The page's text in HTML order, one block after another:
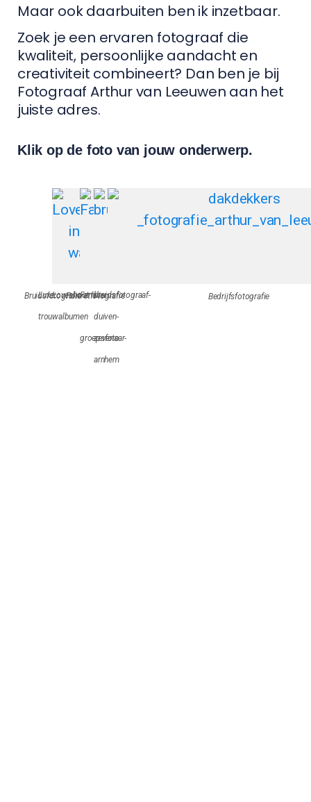
Maar ook daarbuiten ben ik inzetbaar.
Zoek je een ervaren fotograaf die
kwaliteit, persoonlijke aandacht en
creativiteit combineert? Dan ben je bij
Fotograaf Arthur van Leeuwen aan het
juiste adres.
Klik op de foto van jouw onderwerp.
Bruidsfotografie
Luxe
trouwalbum
Loveshoot
Portretfotografie
Familie
en
groepsfoto
bruidsfotograaf-
duiven-
zevenaar-
arnhem
Bedrijfsfotografie